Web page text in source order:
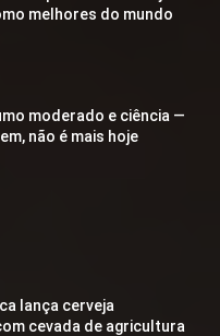
melhores do mundo
moderado e ciência —
não é mais hoje
lança cerveja
cevada de agricultura